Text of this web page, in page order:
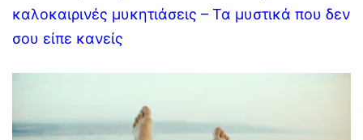
καλοκαιρινές μυκητιάσεις – Τα μυστικά που δεν
σου είπε κανείς